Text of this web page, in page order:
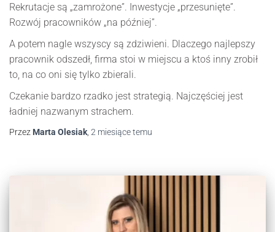
Rekrutacje są „zamrożone”. Inwestycje „przesunięte”.
Rozwój pracowników „na później”.
A potem nagle wszyscy są zdziwieni. Dlaczego najlepszy
pracownik odszedł, firma stoi w miejscu a ktoś inny zrobił
to, na co oni się tylko zbierali.
Czekanie bardzo rzadko jest strategią. Najczęściej jest
ładniej nazwanym strachem.
Przez Marta Olesiak 2 miesiącetemu